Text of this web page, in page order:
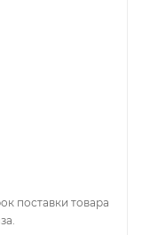
поставки товара